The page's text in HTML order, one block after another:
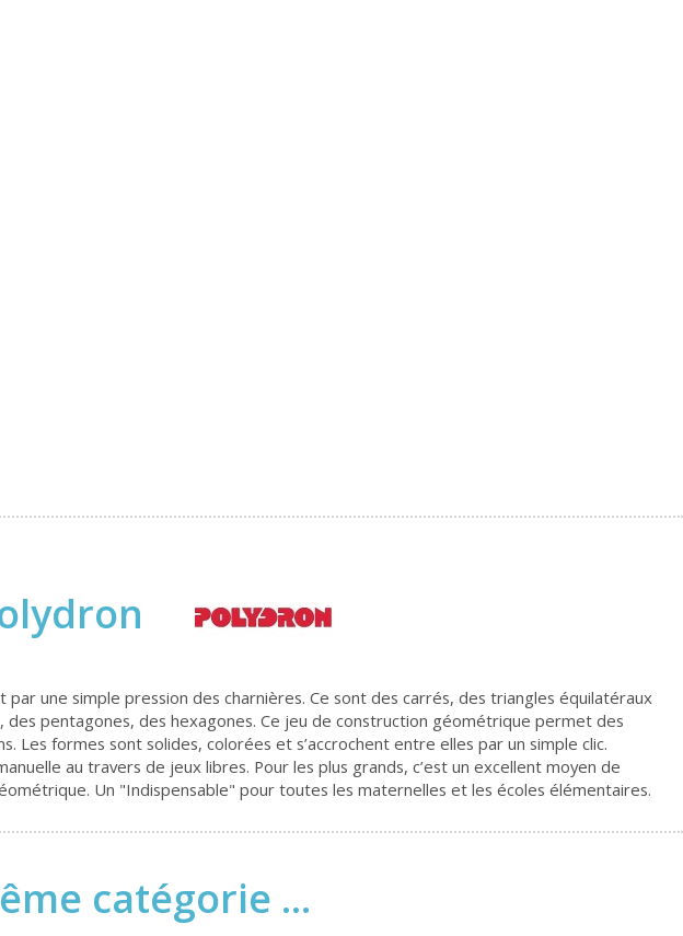
une simple pression des charnières. Ce sont des carrés, des triangles équilatéraux
pentagones, des hexagones. Ce jeu de construction géométrique permet des
Les formes sont solides, colorées et s’accrochent entre elles par un simple clic.
au travers de jeux libres. Pour les plus grands, c’est un excellent moyen de
Un "Indispensable" pour toutes les maternelles et les écoles élémentaires.
catégorie ...